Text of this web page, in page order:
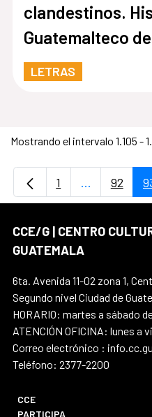
clandestinos.
Guatemalteco
Comunista (PGT-
LETRAS
Mostrando el intervalo 1.105 -
Página
1 ...Páginas
92
CCE/G | CENTRO
GUATEMALA
6ta. Avenida 11-02 zona 1,
Segundo nivel Ciudad de
HORARIO: martes a sábado
ATENCIÓN OFICINA: lunes a
Correo electrónico :
Teléfono: 2377-2200
CCE
PARTICIPA